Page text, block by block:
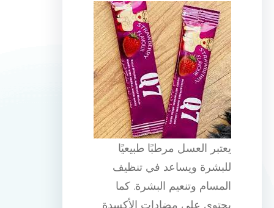
يعتبر العسل مرطبًا طبيعيًا
للبشرة ويساعد في تنظيف
المسام وتنعيم البشرة. كما
يحتوي على مضادات الأكسدة